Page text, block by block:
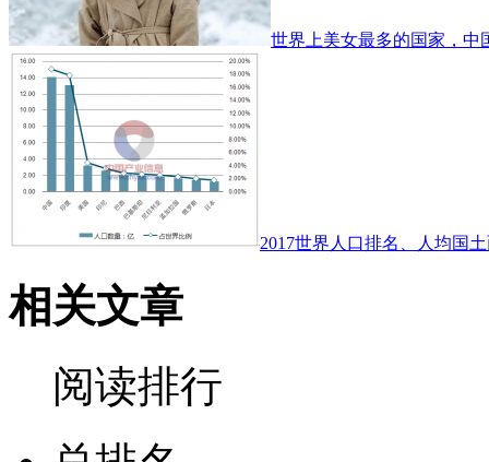
世界上美女最多的国家，中
2017世界人口排名、人均国
相关文章
阅读排行